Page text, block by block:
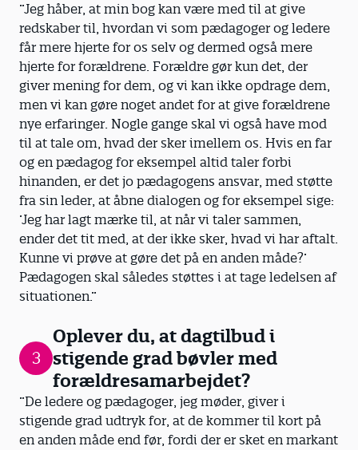
”Jeg håber, at min bog kan være med til at give
redskaber til, hvordan vi som pædagoger og ledere
får mere hjerte for os selv og dermed også mere
hjerte for forældrene. Forældre gør kun det, der
giver mening for dem, og vi kan ikke opdrage dem,
men vi kan gøre noget andet for at give forældrene
nye erfaringer. Nogle gange skal vi også have mod
til at tale om, hvad der sker imellem os. Hvis en far
og en pædagog for eksempel altid taler forbi
hinanden, er det jo pædagogens ansvar, med støtte
fra sin leder, at åbne dialogen og for eksempel sige:
’Jeg har lagt mærke til, at når vi taler sammen,
ender det tit med, at der ikke sker, hvad vi har aftalt.
Kunne vi prøve at gøre det på en anden måde?’
Pædagogen skal således støttes i at tage ledelsen af
situationen.”
3
Oplever du, at dagtilbud i
stigende grad bøvler med
forældresamarbejdet?
”De ledere og pædagoger, jeg møder, giver i
stigende grad udtryk for, at de kommer til kort på
en anden måde end før, fordi der er sket en markant